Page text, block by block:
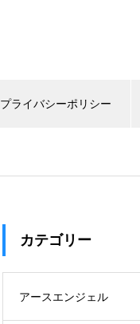
プライバシーポリシー
カテゴリー
アースエンジェル